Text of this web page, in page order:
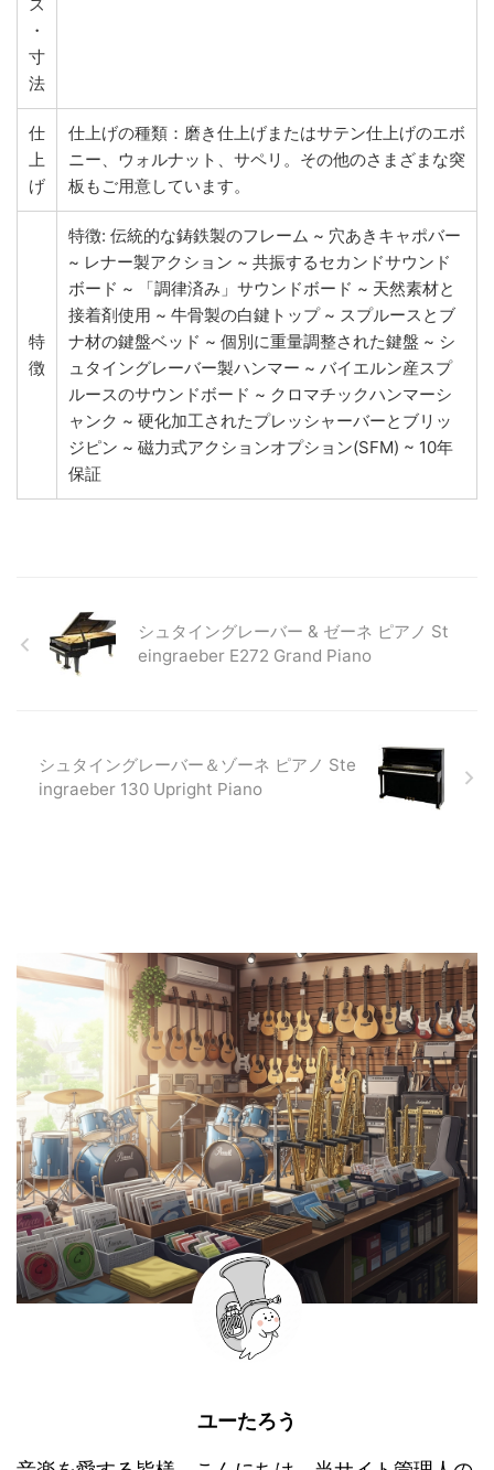
ズ
・
寸
法
仕
上
げ
仕上げの種類：磨き仕上げまたはサテン仕上げのエボ
ニー、ウォルナット、サペリ。その他のさまざまな突
板もご用意しています。
特
徴
特徴: 伝統的な鋳鉄製のフレーム ~ 穴あきキャポバー
~ レナー製アクション ~ 共振するセカンドサウンド
ボード ~ 「調律済み」サウンドボード ~ 天然素材と
接着剤使用 ~ 牛骨製の白鍵トップ ~ スプルースとブ
ナ材の鍵盤ベッド ~ 個別に重量調整された鍵盤 ~ シ
ュタイングレーバー製ハンマー ~ バイエルン産スプ
ルースのサウンドボード ~ クロマチックハンマーシ
ャンク ~ 硬化加工されたプレッシャーバーとブリッ
ジピン ~ 磁力式アクションオプション(SFM) ~ 10年
保証
シュタイングレーバー & ゼーネ ピアノ St
eingraeber E272 Grand Piano
シュタイングレーバー＆ゾーネ ピアノ Ste
ingraeber 130 Upright Piano
ユーたろう